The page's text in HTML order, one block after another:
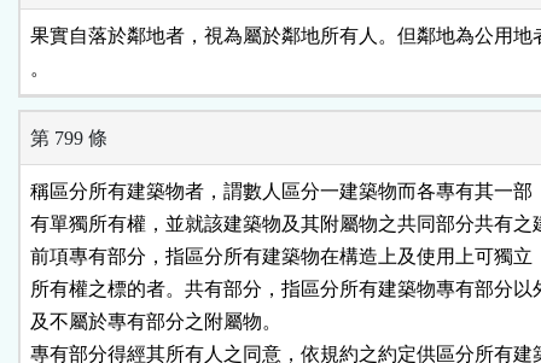
果實自落於鄰地者，視為屬於鄰地所有人。但鄰地為公用地
。
第 799 條
稱區分所有建築物者，謂數人區分一建築物而各專有其一部
有單獨所有權，並就該建築物及其附屬物之共同部分共有之
前項專有部分，指區分所有建築物在構造上及使用上可獨立
所有權之標的者。共有部分，指區分所有建築物專有部分以
及不屬於專有部分之附屬物。
專有部分得經其所有人之同意，依規約之約定供區分所有建